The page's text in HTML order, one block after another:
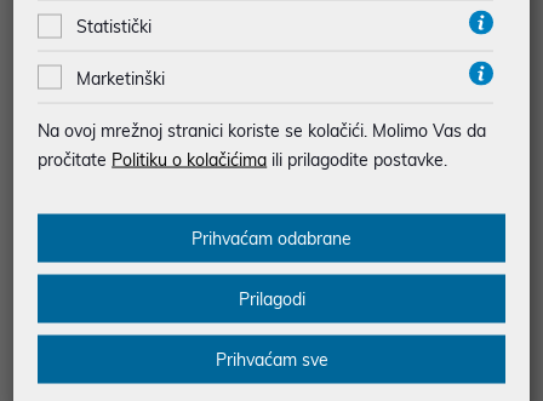
EA SPORTS: FC 25 (Playstation
79,99 €
XBSX Igra S.T.A.L.K.E.R. 2 - The H
on
389,99 €
Statistički
Marketinški
Na ovoj mrežnoj stranici koriste se kolačići. Molimo Vas da
pročitate Politiku o kolačićima ili prilagodite postavke.
Prihvaćam odabrane
Prilagodi
Prihvaćam sve